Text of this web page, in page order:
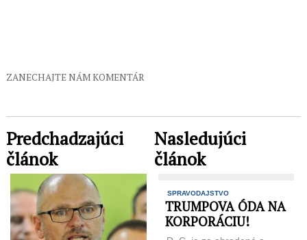
ZANECHAJTE NÁM KOMENTÁR
Predchadzajúci
článok
Nasledujúci
článok
SPRAVODAJSTVO
TRUMPOVA ÓDA NA
KORPORÁCIU!